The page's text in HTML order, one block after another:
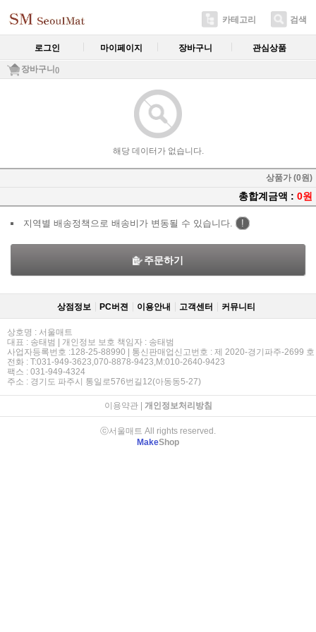
카테고리 검색
로그인 마이페이지 장바구니 관심상품
장바구니 ()
해당 데이터가 없습니다.
상품가 (0원)
총합계금액 : 0원
지역별 배송정책으로 배송비가 변동될 수 있습니다. !
주문하기
상점정보 PC버젼 이용안내 고객센터 커뮤니티
상호명 : 서울매트
대표 : 송태범 | 개인정보 보호 책임자 : 송태범
사업자등록번호 :128-25-88990 | 통신판매업신고번호 : 제 2020-경기파주-2699 호
전화 : T:031-949-3623,070-8878-9423,M:010-2640-9423
팩스 : 031-949-4324
주소 : 경기도 파주시 통일로576번길12(아동동5-27)
이용약관| 개인정보처리방침
ⓒ서울매트 All rights reserved.
MakeShop